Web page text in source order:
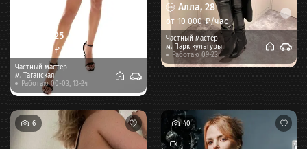
25
10 000₽/час
Частный мастер
м. Таганская
Работаю 00-03, 13-24
Алла, 28
от 10 000₽/час
Частный мастер
м. Парк культуры
Работаю 09-23
6 40